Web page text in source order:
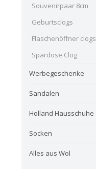
Souvenirpaar 8cm
Geburtsclogs
Flaschenöffner clogs
Spardose Clog
Werbegeschenke
Sandalen
Holland Hausschuhe
Socken
Alles aus Wol